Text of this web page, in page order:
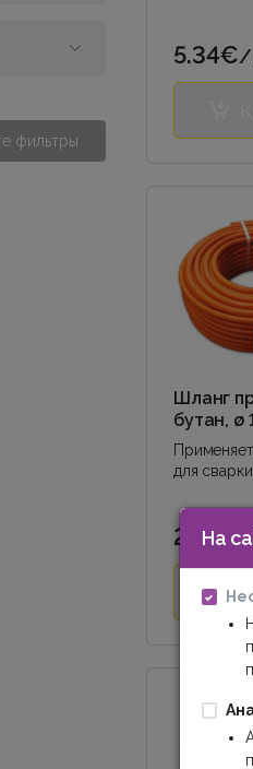
фильтры
5.34€/
Шланг
бутан, ø
для сварки
пропана-
2.73€/
На